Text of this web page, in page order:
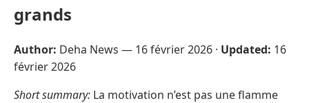
grands
Author: Deha News — 16 février 2026 · Updated: 16
février 2026
Short summary: La motivation n’est pas une flamme